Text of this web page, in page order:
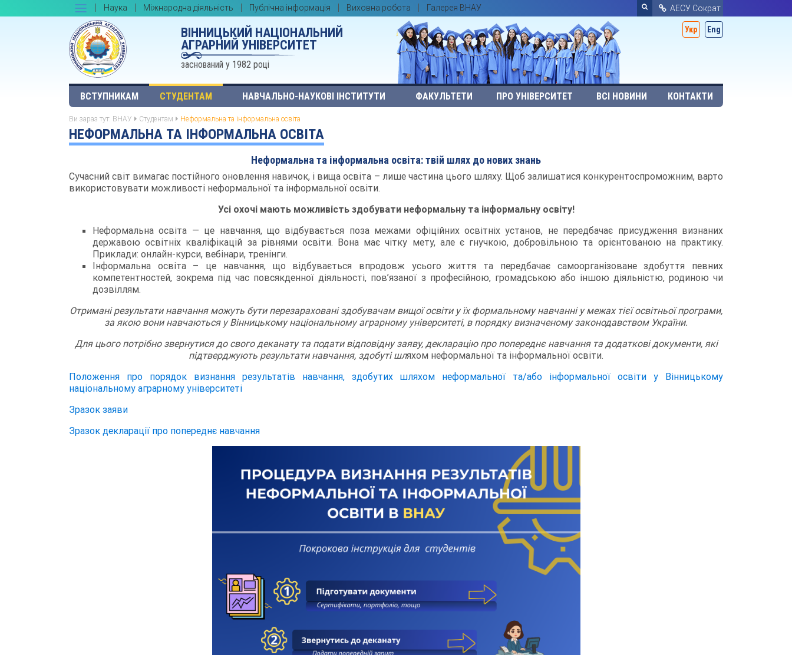
Наука Міжнародна діяльність Публічна інформація Виховна робота Галерея ВНАУ АЕСУ Сократ
ВІННИЦЬКИЙ НАЦІОНАЛЬНИЙ
АГРАРНИЙ УНІВЕРСИТЕТ
заснований у 1982 році
Укр Eng
ВСТУПНИКАМ СТУДЕНТАМ НАВЧАЛЬНО-НАУКОВІ ІНСТИТУТИ ФАКУЛЬТЕТИ ПРО УНІВЕРСИТЕТ ВСІ НОВИНИ КОНТАКТИ
Ви зараз тут: ВНАУ Студентам Неформальна та інформальна освіта
НЕФОРМАЛЬНА ТА ІНФОРМАЛЬНА ОСВІТА
Неформальна та інформальна освіта: твій шлях до нових знань
Сучасний світ вимагає постійного оновлення навичок, і вища освіта – лише частина цього шляху. Щоб залишатися конкурентоспроможним, варто
використовувати можливості неформальної та інформальної освіти.
Усі охочі мають можливість здобувати неформальну та інформальну освіту!
Неформальна освіта — це навчання, що відбувається поза межами офіційних освітніх установ, не передбачає присудження визнаних
державою освітніх кваліфікацій за рівнями освіти. Вона має чітку мету, але є гнучкою, добровільною та орієнтованою на практику.
Приклади: онлайн-курси, вебінари, тренінги.
Інформальна освіта – це навчання, що відбувається впродовж усього життя та передбачає самоорганізоване здобуття певних
компетентностей, зокрема під час повсякденної діяльності, пов’язаної з професійною, громадською або іншою діяльністю, родиною чи
дозвіллям.
Отримані результати навчання можуть бути перезараховані здобувачам вищої освіти у їх формальному навчанні у межах тієї освітньої програми,
за якою вони навчаються у Вінницькому національному аграрному університеті, в порядку визначеному законодавством України.
Для цього потрібно звернутися до свого деканату та подати відповідну заяву, декларацію про попереднє навчання та додаткові документи, які
підтверджують результати навчання, здобуті шляхом неформальної та інформальної освіти.
Положення про порядок визнання результатів навчання, здобутих шляхом неформальної та/або інформальної освіти у Вінницькому
національному аграрному університеті
Зразок заяви
Зразок декларації про попереднє навчання